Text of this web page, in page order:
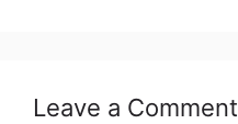
Leave a Comment